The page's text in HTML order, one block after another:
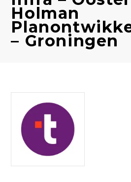
Holman
– Groningen